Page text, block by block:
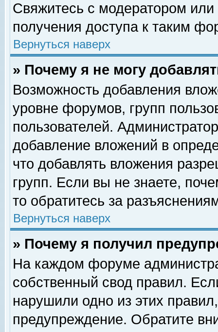
Свяжитесь с модератором
получения доступа к таким
Вернуться наверх
» Почему я не могу
Возможность добавления
уровне форумов, групп
пользователей.
добавление вложений в
что добавлять вложения
групп. Если вы не знаете,
то обратитесь за
Вернуться наверх
» Почему я получил
На каждом форуме
собственный свод правил.
нарушили одно из этих
предупреждение. Обратите